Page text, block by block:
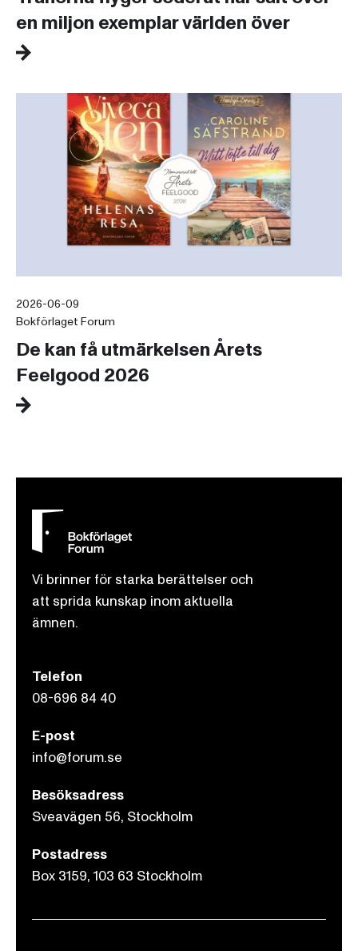
en miljon exemplar världen över
2026-06-09
Bokförlaget Forum
De kan få utmärkelsen Årets
Feelgood 2026
Vi brinner för starka berättelser och
att sprida kunskap inom aktuella
ämnen.
Telefon
08-696 84 40
E-post
info@forum.se
Besöksadress
Sveavägen 56, Stockholm
Postadress
Box 3159, 103 63 Stockholm